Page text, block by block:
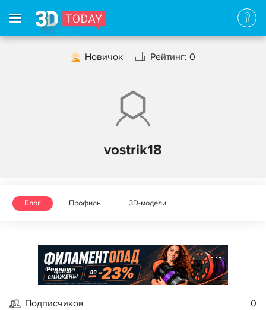
Новичок Рейтинг: 0
vostrik18
Блог Профиль 3D-модели
Реклама
Подписчиков 0